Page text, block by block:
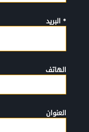
* البريد
الهاتف
العنوان